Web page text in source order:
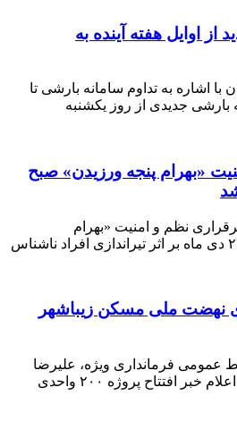
هفته آینده به
به تداوم سامانه بارشی تا
جدیدی از روز یکشنبه
«بهرام پنجه ورزیدن» صبح
نظم و امنیت «بهرام
۲۰۰ واحدی نهضت ملی مسکن زیباشهر
فرمانداری ویژه، علیرضا
خردمند فرماندار دزفول، با اعلام خبر افتتاح پروژه ۲۰۰ واحدی